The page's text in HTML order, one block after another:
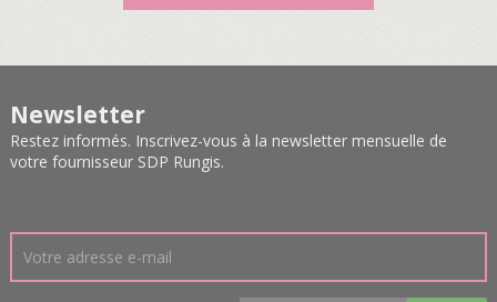
Newsletter
Restez informés. Inscrivez-vous à la newsletter mensuelle de
votre fournisseur SDP Rungis.